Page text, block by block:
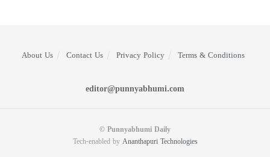
About Us Contact Us Privacy Policy Terms & Conditions
editor@punnyabhumi.com
© Punnyabhumi Daily
Tech-enabled by Ananthapuri Technologies